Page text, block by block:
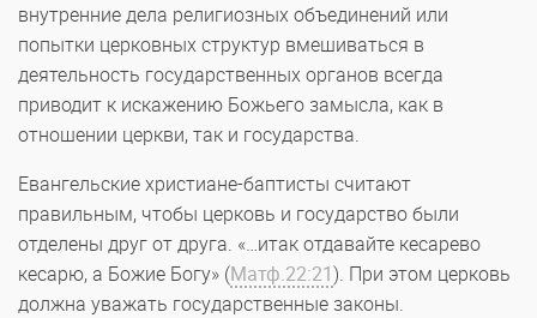
внутренние дела религиозных объединений или
попытки церковных структур вмешиваться в
деятельность государственных органов всегда
приводит к искажению Божьего замысла, как в
отношении церкви, так и государства.
Евангельские христиане-баптисты считают
правильным, чтобы церковь и государство были
отделены друг от друга. «…итак отдавайте кесарево
кесарю, а Божие Богу» (Матф.22:21 ). При этом церковь
должна уважать государственные законы.